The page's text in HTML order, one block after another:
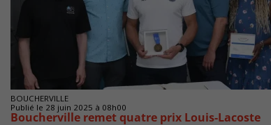
BOUCHERVILLE
Publié le 28 juin 2025 à 08h00
Boucherville remet quatre prix Louis-Lacoste